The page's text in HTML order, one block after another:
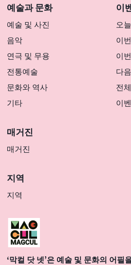
예술과 문화
예술 및 사진
음악
연극 및 무용
전통예술
문화와 역사
기타
이
오늘
이
이
다
전
이
매거진
매거진
지역
지역
‘막컬 닷 넷’은 예술 및 문화의 어필